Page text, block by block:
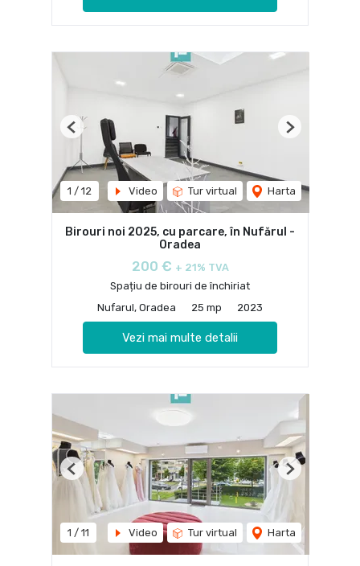
1 / 12 Video Tur virtual Harta
Previous Next
Birouri noi 2025, cu parcare, în Nufărul -
Oradea
200 € + 21% TVA
Spațiu de birouri de închiriat
Nufarul, Oradea
25 mp 2023
Vezi mai multe detalii
1 / 11 Video Tur virtual Harta
Previous Next